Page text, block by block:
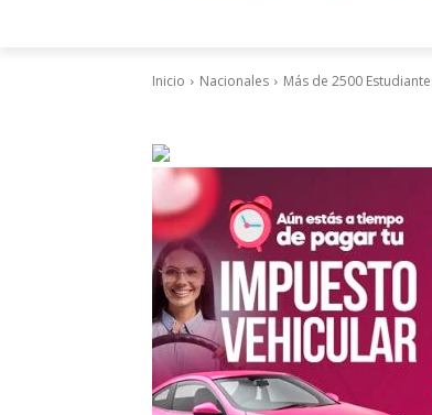
Inicio Nacionales Más de 2500